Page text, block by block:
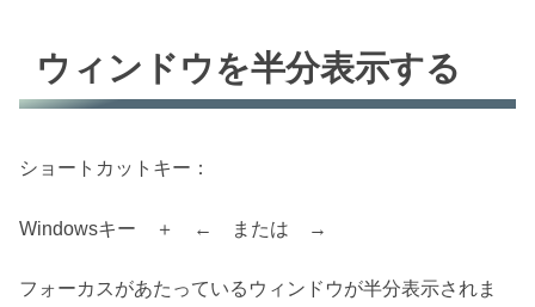
ウィンドウを半分表示する
ショートカットキー：
Windowsキー ＋ ← または →
フォーカスがあたっているウィンドウが半分表示されま